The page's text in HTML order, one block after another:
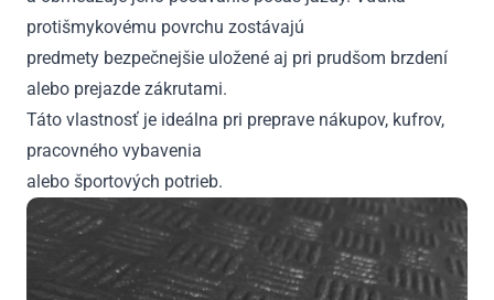
protišmykovému povrchu zostávajú
predmety bezpečnejšie uložené aj pri prudšom brzdení
alebo prejazde zákrutami.
Táto vlastnosť je ideálna pri preprave nákupov, kufrov,
pracovného vybavenia
alebo športových potrieb.